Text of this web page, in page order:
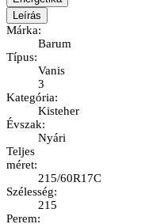
Leírás
Márka:
Barum
Típus:
Vanis
3
Kategória:
Kisteher
Évszak:
Nyári
Teljes
méret:
215/60R17C
Szélesség:
215
Perem: